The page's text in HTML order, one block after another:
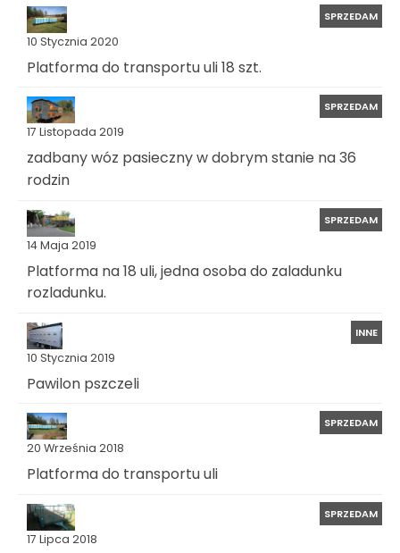
10 Stycznia 2020
SPRZEDAM
Platforma do transportu uli 18 szt.
17 Listopada 2019
SPRZEDAM
zadbany wóz pasieczny w dobrym stanie na 36
rodzin
14 Maja 2019
SPRZEDAM
Platforma na 18 uli, jedna osoba do zaladunku
rozladunku.
10 Stycznia 2019
INNE
Pawilon pszczeli
20 Września 2018
SPRZEDAM
Platforma do transportu uli
17 Lipca 2018
SPRZEDAM